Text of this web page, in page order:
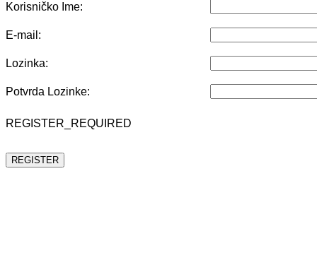
Korisničko Ime:
E-mail:
Lozinka:
Potvrda Lozinke:
REGISTER_REQUIRED
REGISTER